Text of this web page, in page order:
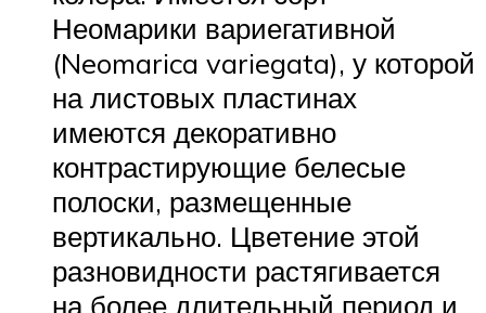
Неомарики вариегативной
(Neomarica variegata), у которой
на листовых пластинах
имеются декоративно
контрастирующие белесые
полоски, размещенные
вертикально. Цветение этой
разновидности растягивается
на более длительный период и